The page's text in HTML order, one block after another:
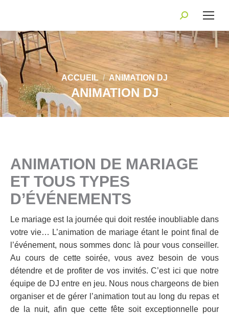
Recherche
:
Vous êtes ici :
ACCUEIL ANIMATION DJ
ANIMATION DJ
ANIMATION DE MARIAGE
ET TOUS TYPES
D’ÉVÉNEMENTS
Le mariage est la journée qui doit restée inoubliable dans
votre vie… L’animation de mariage étant le point final de
l’événement, nous sommes donc là pour vous conseiller.
Au cours de cette soirée, vous avez besoin de vous
détendre et de profiter de vos invités. C’est ici que notre
équipe de DJ entre en jeu. Nous nous chargeons de bien
organiser et de gérer l’animation tout au long du repas et
de la nuit, afin que cette fête soit exceptionnelle pour